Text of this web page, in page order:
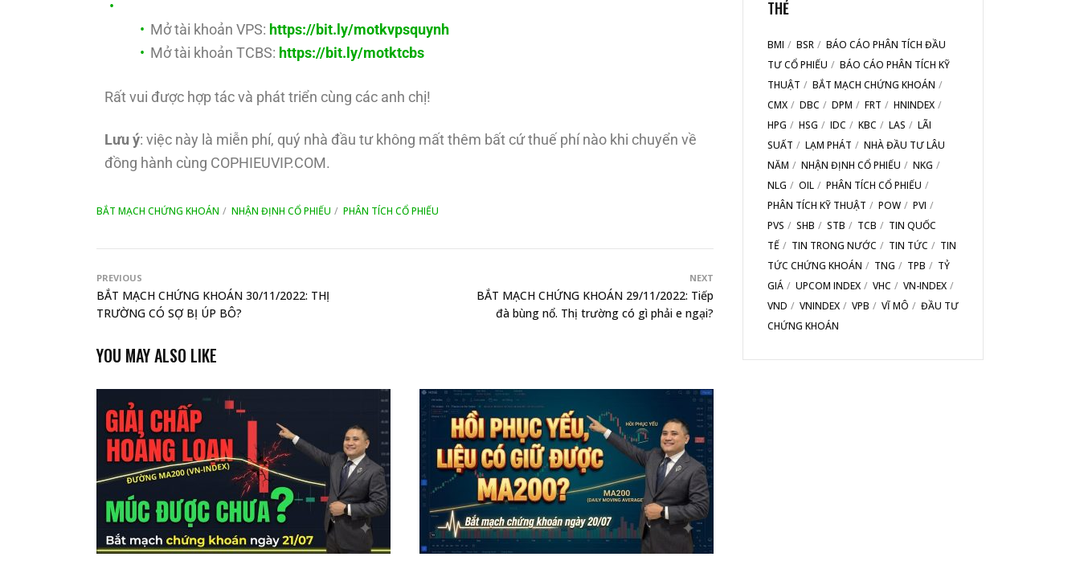
Mở tài khoản VPS: https://bit.ly/motkvpsquynh
Mở tài khoản TCBS: https://bit.ly/motktcbs
Rất vui được hợp tác và phát triển cùng các anh chị!
Lưu ý: việc này là miễn phí, quý nhà đầu tư không mất thêm bất cứ thuế phí nào khi chuyển về
đồng hành cùng COPHIEUVIP.COM.
BẮT MẠCH CHỨNG KHOÁN NHẬN ĐỊNH CỔ PHIẾU PHÂN TÍCH CỔ PHIẾU
PREVIOUS
BẮT MẠCH CHỨNG KHOÁN 30/11/2022: THỊ
TRƯỜNG CÓ SỢ BỊ ÚP BÔ?
NEXT
BẮT MẠCH CHỨNG KHOÁN 29/11/2022: Tiếp
đà bùng nổ. Thị trường có gì phải e ngại?
YOU MAY ALSO LIKE
THẺ
BMI BSR
BÁO CÁO PHÂN TÍCH ĐẦU
TƯ CỔ PHIẾU
BÁO CÁO PHÂN TÍCH KỸ
THUẬT
BẮT MẠCH CHỨNG KHOÁN
CMX
DBC DPM FRT
HNINDEX
HPG
HSG IDC KBC LAS
LÃI
SUẤT
LẠM PHÁT
NHÀ ĐẦU TƯ LÂU
NĂM
NHẬN ĐỊNH CỔ PHIẾU
NKG
NLG
OIL
PHÂN TÍCH CỔ PHIẾU
PHÂN TÍCH KỸ THUẬT
POW
PVI
PVS
SHB STB TCB
TIN QUỐC
TẾ
TIN TRONG NƯỚC TIN TỨC
TIN
TỨC CHỨNG KHOÁN
TNG TPB
TỶ
GIÁ
UPCOM INDEX VHC
VN-INDEX
VND
VNINDEX VPB VĨ MÔ
ĐẦU TƯ
CHỨNG KHOÁN